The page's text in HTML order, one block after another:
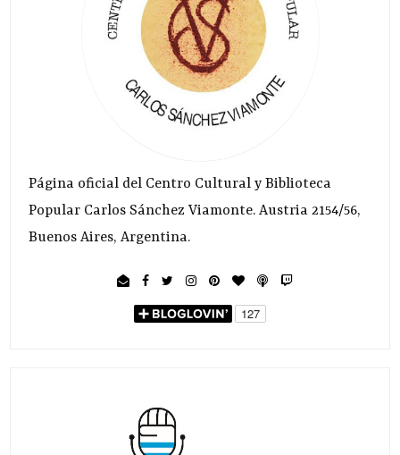
Página oficial del Centro Cultural y Biblioteca
Popular Carlos Sánchez Viamonte. Austria 2154/56,
Buenos Aires, Argentina.